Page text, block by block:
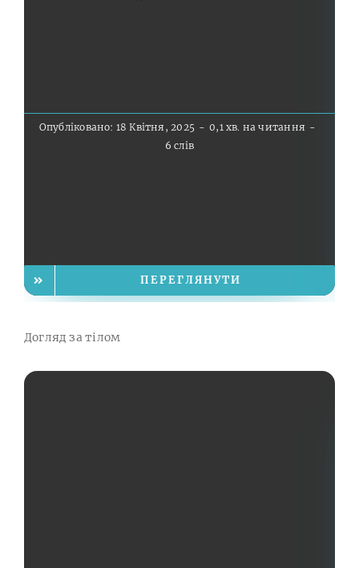
Опубліковано: 18 Квітня, 2025 - 0,1 хв. на читання -
6 слів
ПЕРЕГЛЯНУТИ
Догляд за тілом